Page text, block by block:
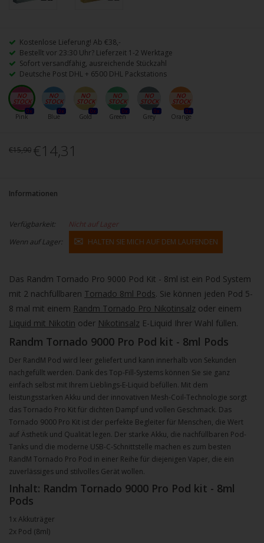
Kostenlose Lieferung! Ab €38,-
Bestellt vor 23:30 Uhr? Lieferzeit 1-2 Werktage
Sofort versandfähig, ausreichende Stückzahl
Deutsche Post DHL + 6500 DHL Packstations
0x
Pink
0x
Blue
0x
Gold
0x
Green
0x
Grey
0x
Orange
€15,90 €14,31
Informationen
Verfügbarkeit:
Nicht auf Lager
Wenn auf Lager:
HALTEN SIE MICH AUF DEM LAUFENDEN
Das Randm Tornado Pro 9000 Pod Kit - 8ml ist ein Pod System
mit 2 nachfüllbaren Tornado 8ml Pods. Sie können jeden Pod 5-
8 mal mit einem Randm Tornado Pro Nikotinsalz oder einem
Liquid mit Nikotin oder Nikotinsalz E-Liquid Ihrer Wahl füllen.
Randm Tornado 9000 Pro Pod kit - 8ml Pods
Der RandM Pod wird leer geliefert und kann innerhalb von Sekunden
nachgefüllt werden. Dank des Top-Fill-Systems können Sie sie ganz
einfach selbst mit Ihrem Lieblings-E-Liquid befüllen. Mit dem
leistungsstarken Akku und der innovativen Mesh-Coil-Technologie sorgt
das Tornado Pro Kit für dichten Dampf und vollen Geschmack. Das
Tornado 9000 Pro Kit ist der perfekte Begleiter für Menschen, die Wert
auf Ästhetik und Qualität legen. Der starke Akku, die nachfüllbaren Pod-
Tanks und die moderne USB-C-Schnittstelle machen es zum besten
RandM Tornado Pro Pod in einer Reihe für diejenigen Vaper, die ein
zuverlässiges und stilvolles Gerät wollen.
Inhalt: Randm Tornado 9000 Pro Pod kit - 8ml
Pods
1x Akkuträger
2x Pod (8ml)